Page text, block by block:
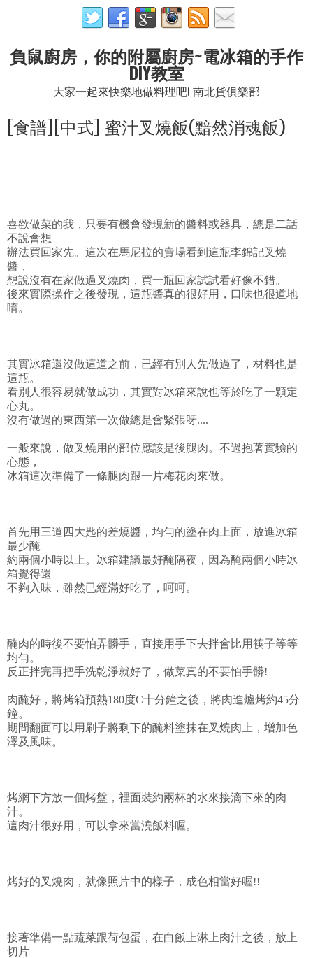
負鼠廚房，你的附屬廚房~電冰箱的手作
DIY教室
大家一起來快樂地做料理吧! 南北貨俱樂部
[食譜][中式] 蜜汁叉燒飯(黯然消魂飯)
喜歡做菜的我，只要有機會發現新的醬料或器具，總是二話
不說會想
辦法買回家先。這次在馬尼拉的賣場看到這瓶李錦記叉燒
醬，
想說沒有在家做過叉燒肉，買一瓶回家試試看好像不錯。
後來實際操作之後發現，這瓶醬真的很好用，口味也很道地
唷。
其實冰箱還沒做這道之前，已經有別人先做過了，材料也是
這瓶。
看別人很容易就做成功，其實對冰箱來說也等於吃了一顆定
心丸。
沒有做過的東西第一次做總是會緊張呀....
一般來說，做叉燒用的部位應該是後腿肉。不過抱著實驗的
心態，
冰箱這次準備了一條腿肉跟一片梅花肉來做。
首先用三道四大匙的差燒醬，均勻的塗在肉上面，放進冰箱
最少醃
約兩個小時以上。冰箱建議最好醃隔夜，因為醃兩個小時冰
箱覺得還
不夠入味，雖然已經滿好吃了，呵呵。
醃肉的時後不要怕弄髒手，直接用手下去拌會比用筷子等等
均勻。
反正拌完再把手洗乾淨就好了，做菜真的不要怕手髒!
肉醃好，將烤箱預熱180度C十分鐘之後，將肉進爐烤約45分
鐘。
期間翻面可以用刷子將剩下的醃料塗抹在叉燒肉上，增加色
澤及風味。
烤網下方放一個烤盤，裡面裝約兩杯的水來接滴下來的肉
汁。
這肉汁很好用，可以拿來當澆飯料喔。
烤好的叉燒肉，就像照片中的樣子，成色相當好喔!!
接著準備一點蔬菜跟荷包蛋，在白飯上淋上肉汁之後，放上
切片